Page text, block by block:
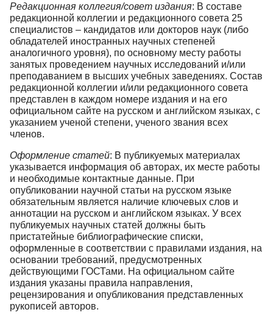
Редакционная коллегия/совет издания: В составе
редакционной коллегии и редакционного совета 25
специалистов – кандидатов или докторов наук (либо
обладателей иностранных научных степеней
аналогичного уровня), по основному месту работы
занятых проведением научных исследований и/или
преподаванием в высших учебных заведениях. Состав
редакционной коллегии и/или редакционного совета
представлен в каждом номере издания и на его
официальном сайте на русском и английском языках, с
указанием ученой степени, ученого звания всех
членов.
Оформление статей: В публикуемых материалах
указывается информация об авторах, их месте работы
и необходимые контактные данные. При
опубликовании научной статьи на русском языке
обязательным является наличие ключевых слов и
аннотации на русском и английском языках. У всех
публикуемых научных статей должны быть
пристатейные библиографические списки,
оформленные в соответствии с правилами издания, на
основании требований, предусмотренных
действующими ГОСТами. На официальном сайте
издания указаны правила направления,
рецензирования и опубликования представленных
рукописей авторов.